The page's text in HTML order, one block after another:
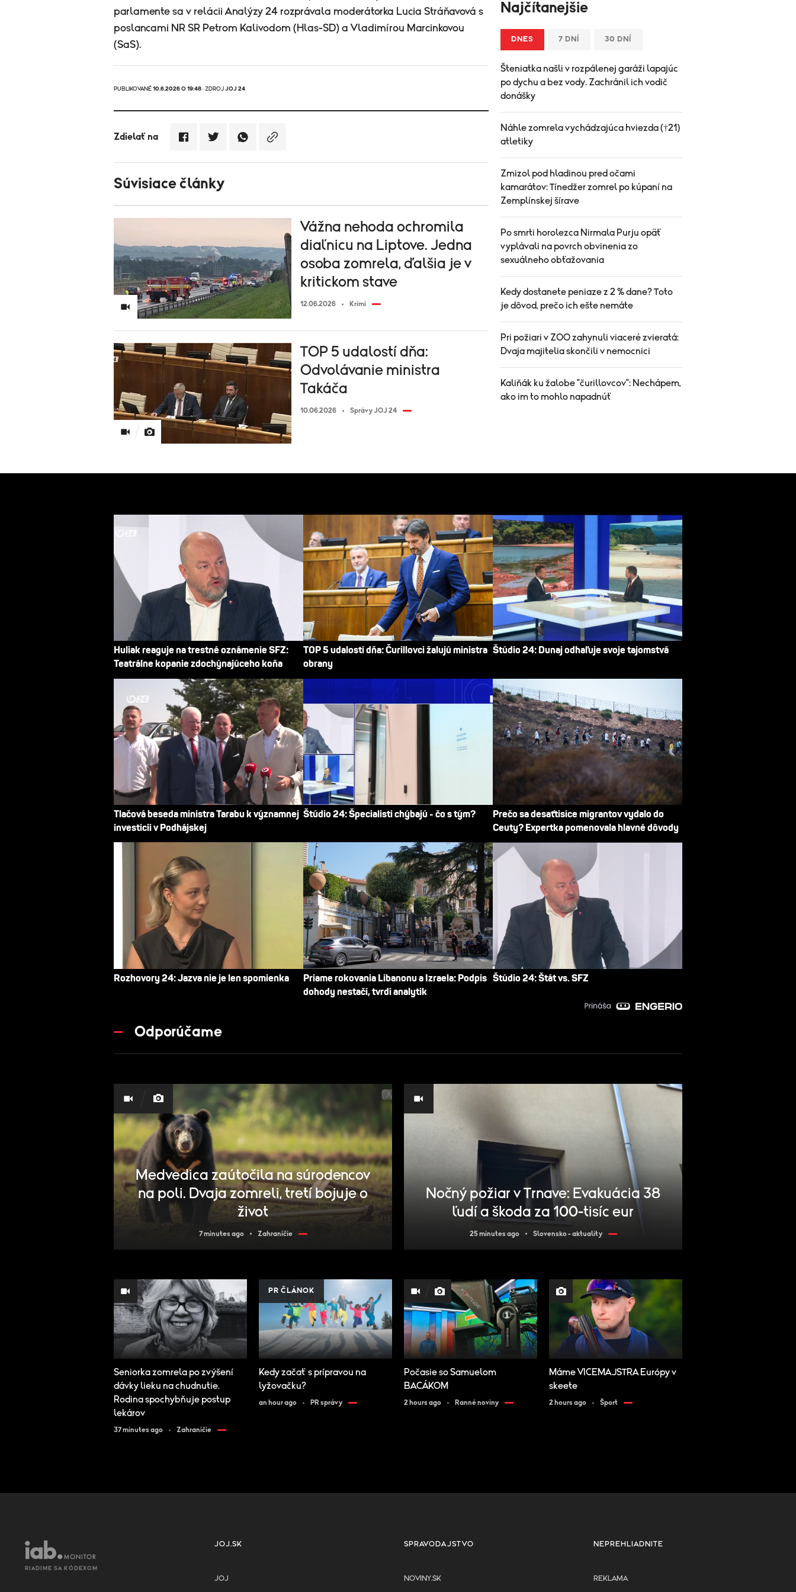
parlamente sa v relácii Analýzy 24 rozprávala moderátorka Lucia Stráňavová s
poslancami NR SR Petrom Kalivodom (Hlas-SD) a Vladimírou Marcinkovou
(SaS).
PUBLIKOVANÉ 10.6.2026 O 19:48 · ZDROJ JOJ 24
Zdielať na
Súvisiace články
Vážna nehoda ochromila
diaľnicu na Liptove. Jedna
osoba zomrela, ďalšia je v
kritickom stave
12.06.2026 Krimi
TOP 5 udalostí dňa:
Odvolávanie ministra
Takáča
10.06.2026 Správy JOJ 24
Najčítanejšie
DNES 7 DNÍ 30 DNÍ
Šteniatka našli v rozpálenej garáži lapajúc
po dychu a bez vody. Zachránil ich vodič
donášky
Náhle zomrela vychádzajúca hviezda (†21)
atletiky
Zmizol pod hladinou pred očami
kamarátov: Tínedžer zomrel po kúpaní na
Zemplínskej šírave
Po smrti horolezca Nirmala Purju opäť
vyplávali na povrch obvinenia zo
sexuálneho obťažovania
Kedy dostanete peniaze z 2 % dane? Toto
je dôvod, prečo ich ešte nemáte
Pri požiari v ZOO zahynuli viaceré zvieratá:
Dvaja majitelia skončili v nemocnici
Kaliňák ku žalobe "čurillovcov": Nechápem,
ako im to mohlo napadnúť
Huliak reaguje na trestné oznámenie SFZ:
Teatrálne kopanie zdochýnajúceho koňa
TOP 5 udalostí dňa: Čurillovci žalujú ministra
obrany
Štúdio 24: Dunaj odhaľuje svoje tajomstvá
Tlačová beseda ministra Tarabu k významnej
investícii v Podhájskej
Štúdio 24: Špecialisti chýbajú - čo s tým?
Prečo sa desaťtisíce migrantov vydalo do
Ceuty? Expertka pomenovala hlavné dôvody
Rozhovory 24: Jazva nie je len spomienka
Priame rokovania Libanonu a Izraela: Podpis
dohody nestačí, tvrdí analytik
Štúdio 24: Štát vs. SFZ
Odporúčame
Medvedica zaútočila na súrodencov
na poli. Dvaja zomreli, tretí bojuje o
život
7 minutes ago Zahraničie
Nočný požiar v Trnave: Evakuácia 38
ľudí a škoda za 100-tisíc eur
25 minutes ago Slovensko - aktuality
Seniorka zomrela po zvýšení
dávky lieku na chudnutie.
Rodina spochybňuje postup
lekárov
37 minutes ago Zahraničie
PR ČLÁNOK
Kedy začať s prípravou na
lyžovačku?
an hour ago PR správy
Počasie so Samuelom
BACÁKOM
2 hours ago Ranné noviny
Máme VICEMAJSTRA Európy v
skeete
2 hours ago Šport
RIADIME SA KÓDEXOM
JOJ.SK
JOJ
SPRAVODAJSTVO
NOVINY.SK
NEPREHLIADNITE
REKLAMA